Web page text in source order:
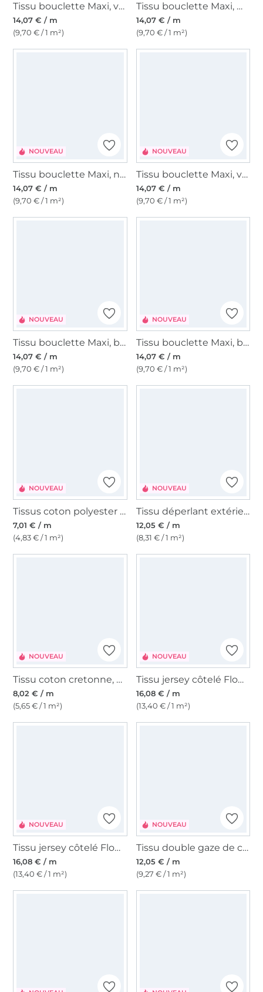
Tissu bouclette Maxi, vert olive
14,07 € / m
(9,70 € / 1 m²)
Tissu bouclette Maxi, marron foncé
14,07 € / m
(9,70 € / 1 m²)
NOUVEAU
Tissu bouclette Maxi, noir
14,07 € / m
(9,70 € / 1 m²)
NOUVEAU
Tissu bouclette Maxi, vert bouteille
14,07 € / m
(9,70 € / 1 m²)
NOUVEAU
Tissu bouclette Maxi, bleu foncé profond
14,07 € / m
(9,70 € / 1 m²)
NOUVEAU
Tissu bouclette Maxi, baie
14,07 € / m
(9,70 € / 1 m²)
NOUVEAU
Tissus coton polyester seersucker à carreaux mini, bleu/rose
7,01 € / m
(4,83 € / 1 m²)
NOUVEAU
Tissu déperlant extérieur léger Léopard Digital, blanc cassé
12,05 € / m
(8,31 € / 1 m²)
NOUVEAU
Tissu coton cretonne, vieux vert
8,02 € / m
(5,65 € / 1 m²)
NOUVEAU
Tissu jersey côtelé Flower Pop, abricot
16,08 € / m
(13,40 € / 1 m²)
NOUVEAU
Tissu jersey côtelé Flower Pop, blanc nature
16,08 € / m
(13,40 € / 1 m²)
NOUVEAU
Tissu double gaze de coton Comic Flowers, blanc nature
12,05 € / m
(9,27 € / 1 m²)